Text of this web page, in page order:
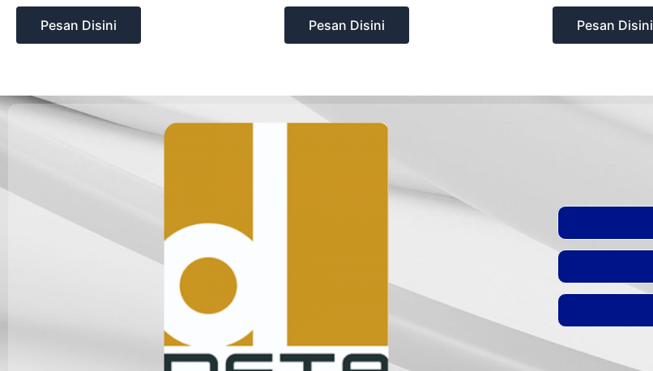
Pesan Disini Pesan Disini Pesan Disini